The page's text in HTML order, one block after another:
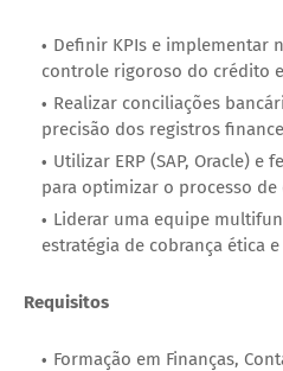
Definir KPIs e implementar
controle rigoroso do crédito
Realizar conciliações
precisão dos registros
Utilizar ERP (SAP, Oracle) e
para optimizar o processo de
Liderar uma equipe
estratégia de cobrança ética
Requisitos
Formação em Finanças,